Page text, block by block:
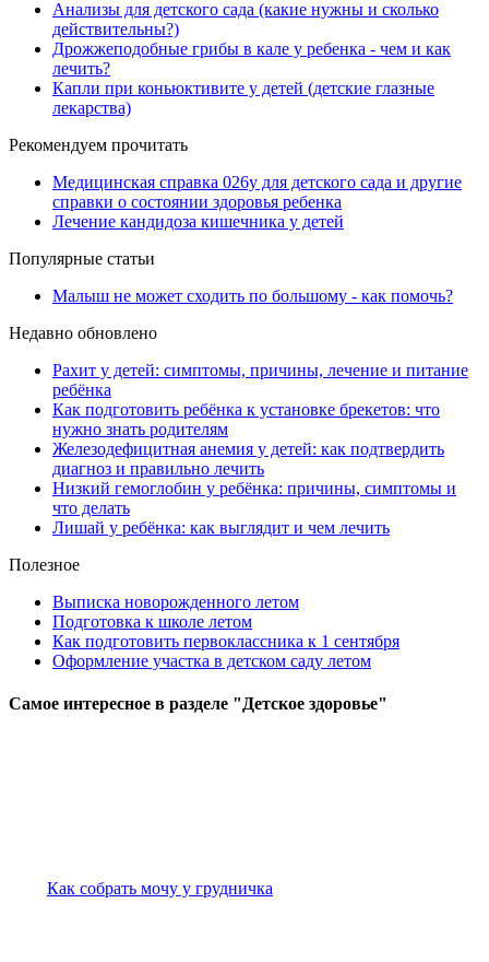
Анализы для детского сада (какие нужны и сколько
действительны?)
Дрожжеподобные грибы в кале у ребенка - чем и как
лечить?
Капли при коньюктивите у детей (детские глазные
лекарства)
Рекомендуем прочитать
Медицинская справка 026у для детского сада и другие
справки о состоянии здоровья ребенка
Лечение кандидоза кишечника у детей
Популярные статьи
Малыш не может сходить по большому - как помочь?
Недавно обновлено
Рахит у детей: симптомы, причины, лечение и питание
ребёнка
Как подготовить ребёнка к установке брекетов: что
нужно знать родителям
Железодефицитная анемия у детей: как подтвердить
диагноз и правильно лечить
Низкий гемоглобин у ребёнка: причины, симптомы и
что делать
Лишай у ребёнка: как выглядит и чем лечить
Полезное
Выписка новорожденного летом
Подготовка к школе летом
Как подготовить первоклассника к 1 сентября
Оформление участка в детском саду летом
Самое интересное в разделе "Детское здоровье"
Как собрать мочу у грудничка